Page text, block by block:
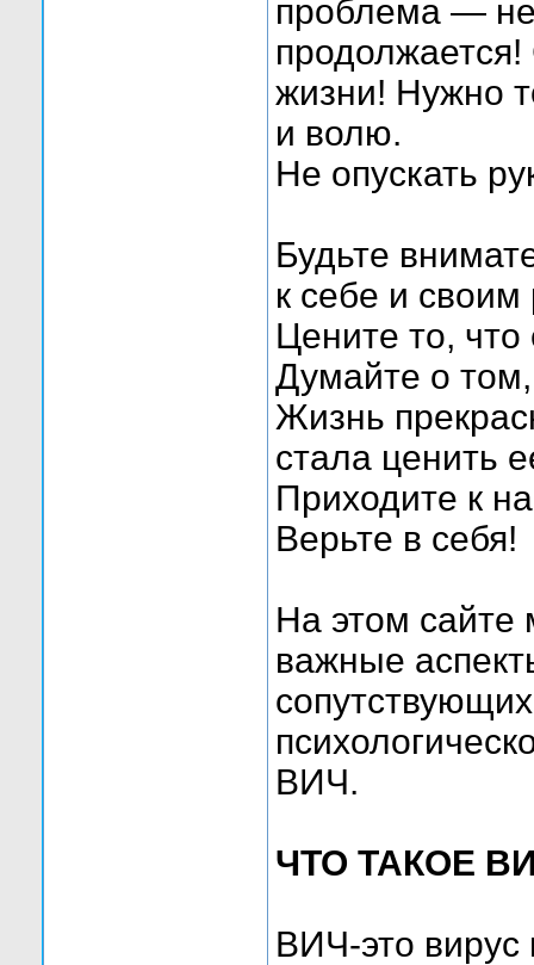
Существует множество...25.09.2018, 22:16
Каждый сотый россиянин живёт... 01.12.2025,16:03
проблема —
жизни! Нужно
и волю.
Не опускать
Будьте
к себе и
Цените то, что
Думайте о том,
Жизнь
стала ценить
Приходите к
Верьте в себя!
На этом сайте
важные
ВИЧ.
ЧТО ТАКОЕ
ВИЧ-это